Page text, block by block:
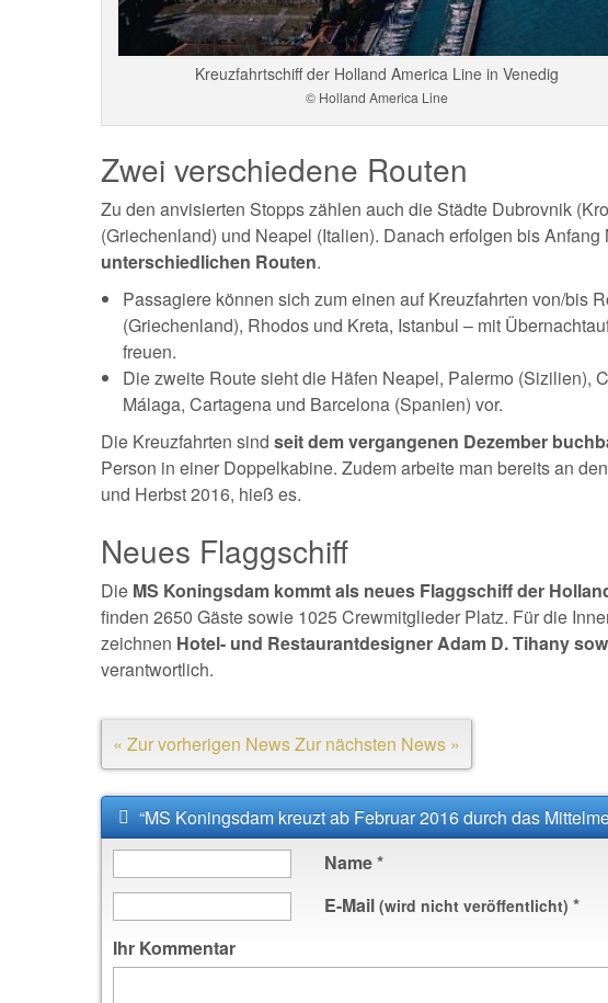
Kreuzfahrtschiff der Holland America Line in Venedig
© Holland America Line
Zwei verschiedene Routen
Zu den anvisierten Stopps zählen auch die Städte Dubrovnik
(Griechenland) und Neapel (Italien). Danach erfolgen bis Anfang
unterschiedlichen Routen.
Passagiere können sich zum einen auf Kreuzfahrten von/bis
(Griechenland), Rhodos und Kreta, Istanbul – mit
freuen.
Die zweite Route sieht die Häfen Neapel, Palermo (Sizilien),
Málaga, Cartagena und Barcelona (Spanien) vor.
Die Kreuzfahrten sind seit dem vergangenen Dezember
Person in einer Doppelkabine. Zudem arbeite man bereits an
und Herbst 2016, hieß es.
Neues Flaggschiff
Die MS Koningsdam kommt als neues Flaggschiff der
finden 2650 Gäste sowie 1025 Crewmitglieder Platz. Für die
zeichnen Hotel- und Restaurantdesigner Adam D. Tihany
verantwortlich.
« Zur vorherigen NewsZur nächsten News »
“MS Koningsdam kreuzt ab Februar 2016 durch das
Name*
E-Mail (wird nicht veröffentlicht) *
Ihr Kommentar